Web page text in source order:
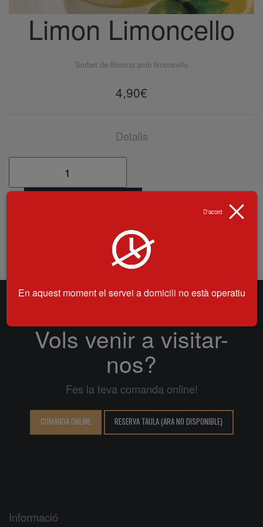
Limon Limoncello
Sorbet de llimona amb limoncello
4,90€
Detalls
BACK TO MENU
Vols venir a visitar-
nos?
Fes la teva comanda online!
COMANDA ONLINE RESERVA TAULA (ARA NO DISPONIBLE)
Informació
D'acord
En aquest moment el servei a domicili no està operatiu